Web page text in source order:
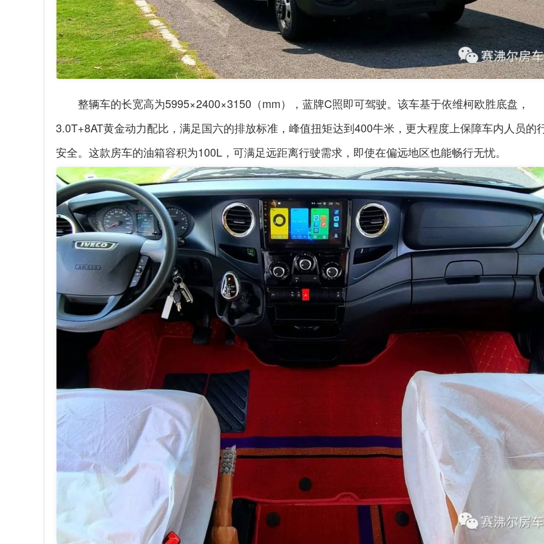
整辆车的长宽高为5995×2400×3150（mm），蓝牌C照即可驾驶。该车基于依维柯欧胜底盘，
3.0T+8AT黄金动力配比，满足国六的排放标准，峰值扭矩达到400牛米，更大程度上保障车内人员的
安全。这款房车的油箱容积为100L，可满足远距离行驶需求，即使在偏远地区也能畅行无忧。